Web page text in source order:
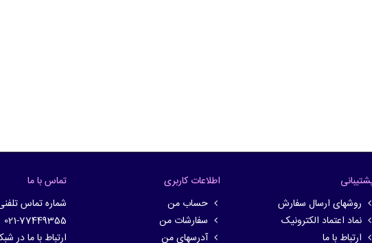
روشهای ارسال سفارش
نماد اعتماد الکترونیک
ارتباط با ما
اطلاعات کاربری
حساب من
سفارشات من
آدرسهای من
تماس با ما
شماره تماس
021-77449355
ارتباط با ما در